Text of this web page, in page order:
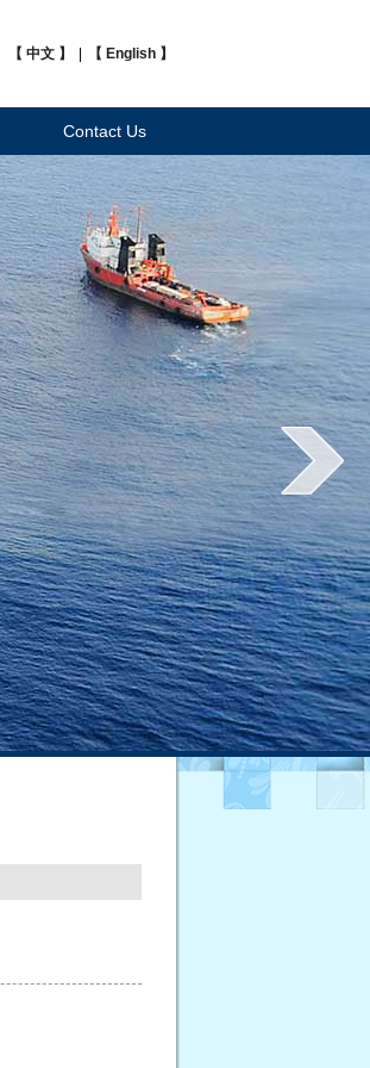
【 中文 】 【 English 】
Contact Us